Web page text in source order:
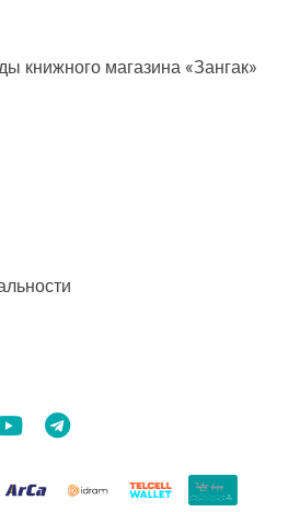
книжного магазина «Зангак»